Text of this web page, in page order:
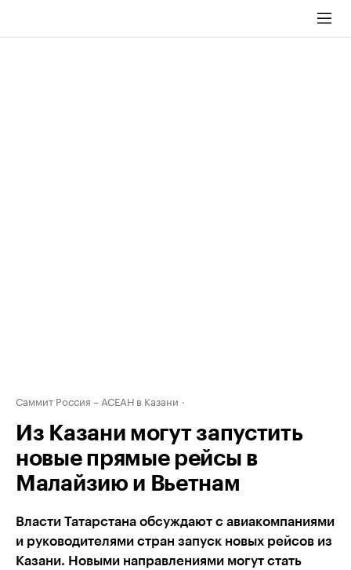
Саммит Россия – АСЕАН в Казани
Из Казани могут запустить
новые прямые рейсы в
Малайзию и Вьетнам
Власти Татарстана обсуждают с авиакомпаниями
и руководителями стран запуск новых рейсов из
Казани. Новыми направлениями могут стать